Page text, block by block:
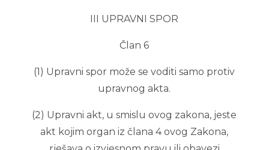
III UPRAVNI SPOR
Član 6
(1) Upravni spor može se voditi samo protiv
upravnog akta.
(2) Upravni akt, u smislu ovog zakona, jeste
akt kojim organ iz člana 4 ovog Zakona,